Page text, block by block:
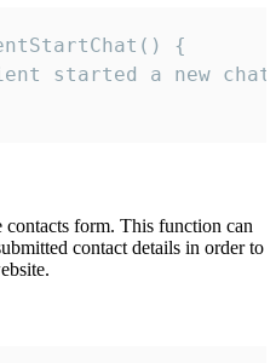
{
started a new
form. This function can
contact details in order to